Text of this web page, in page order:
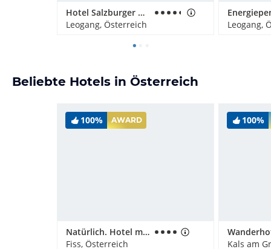
Hotel Salzburger Hof Leogang
Leogang, Österreich
Leogang,
Beliebte Hotels in Österreich
100% AWARD
Natürlich. Hotel mit Charakter
Fiss, Österreich
100%
Kals am